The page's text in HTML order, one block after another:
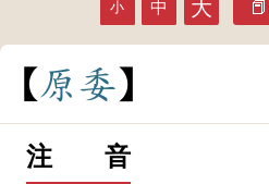
小 中 大
原 委
注 音